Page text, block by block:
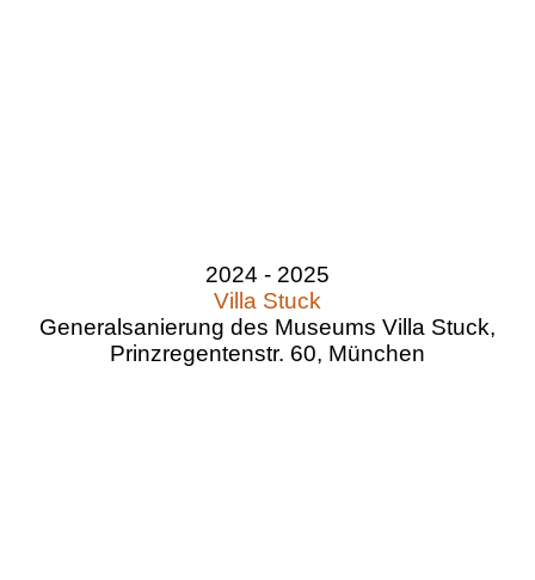
2024 - 2025
Villa Stuck
Generalsanierung des Museums Villa Stuck,
Prinzregentenstr. 60, München